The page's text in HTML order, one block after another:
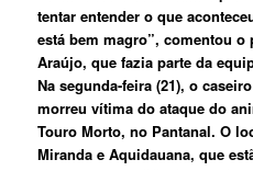
tentar entender o que
está bem magro”, comentou o
Araújo, que fazia parte da
Na segunda-feira (21), o
morreu vítima do ataque do
Touro Morto, no Pantanal. O
Miranda e Aquidauana, que